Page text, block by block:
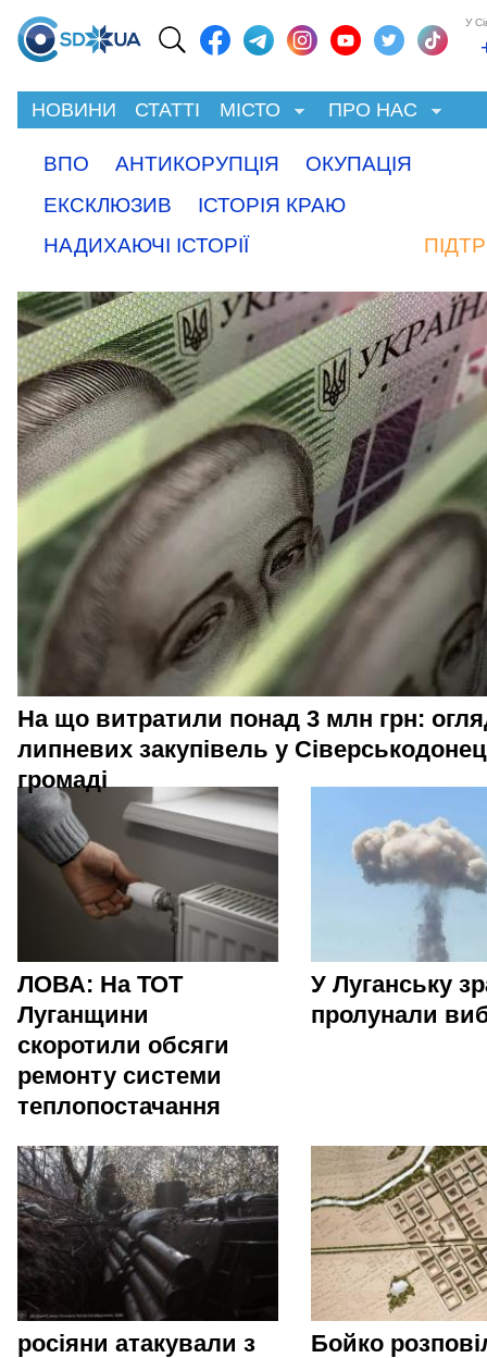
У
НОВИНИ СТАТТІ МІСТО ПРО НАС
ВПО АНТИКОРУПЦІЯ
ОКУПАЦІЯ
ЕКСКЛЮЗИВ
ІСТОРІЯ КРАЮ
НАДИХАЮЧІ ІСТОРІЇ
На що витратили понад 3 млн грн:
липневих закупівель у
громаді
ЛОВА: На ТОТ
Луганщини
скоротили обсяги
ремонту системи
теплопостачання
У Луганську
пролунали
росіяни атакували з
Бойко